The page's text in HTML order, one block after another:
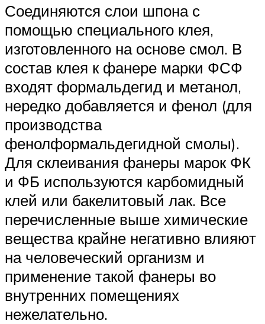
Соединяются слои шпона с
помощью специального клея,
изготовленного на основе смол. В
состав клея к фанере марки ФСФ
входят формальдегид и метанол,
нередко добавляется и фенол (для
производства
фенолформальдегидной смолы).
Для склеивания фанеры марок ФК
и ФБ используются карбомидный
клей или бакелитовый лак. Все
перечисленные выше химические
вещества крайне негативно влияют
на человеческий организм и
применение такой фанеры во
внутренних помещениях
нежелательно.